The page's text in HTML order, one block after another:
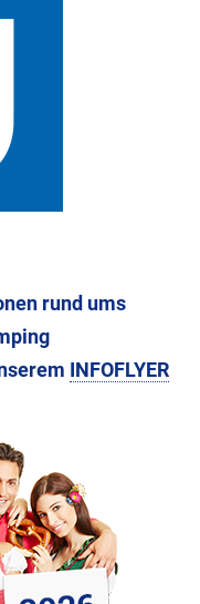
rund ums
INFOFLYER